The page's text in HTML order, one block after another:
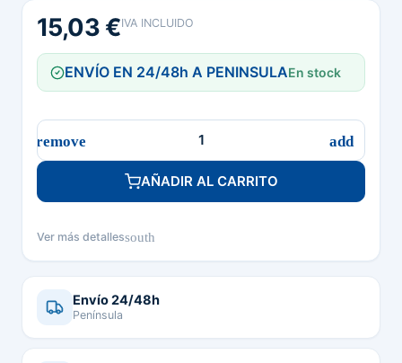
15,03 €IVA INCLUIDO
ENVÍO EN 24/48h A PENINSULAEn stock
AÑADIR AL CARRITO
Ver más detallessouth
Envío 24/48h
Península